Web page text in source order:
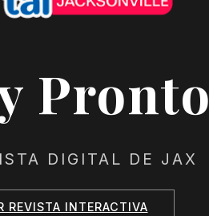
Pronto
DIGITAL DE JAX
REVISTA INTERACTIVA